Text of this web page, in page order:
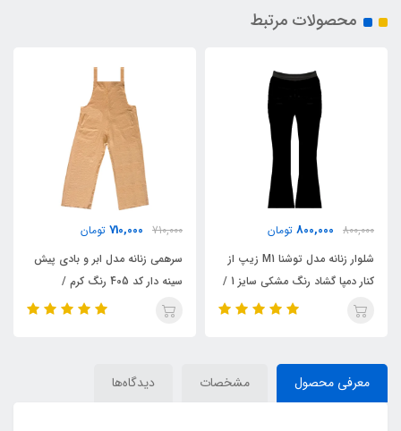
محصولات مرتبط
800,000
800,000 تومان
شلوار زنانه مدل توشنا M1 زیپ از
کنار دمپا گشاد رنگ مشکی سایز 1 /
TOSHNA
710,000
710,000 تومان
سرهمی زنانه مدل ابر و بادی پیش
سینه دار کد 405 رنگ کرم /
TOSHNA
معرفی محصول مشخصات دیدگاه‌ها